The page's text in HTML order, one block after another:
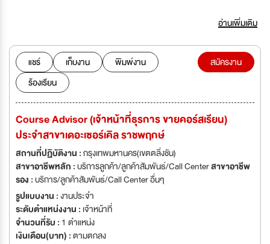
ศูนย์ Global Art กว่า 200 ศูนย์ในประเทศมาเลเซีย รวมทั้งได้รับจากรับรองจาก
Limkokwing University College of Creative Technology มหาวิทยาลัย
ด้านศิลปะและการออกแบบ ที่มีชื่อเสียงของประเทศมาเลเซีย และได้รับการยอมรับ
ในกว่า 23 ประเทศทั่วโลก ได้แก่ Malaysia Thailand Laos Canada
Myanmar Brunei Indonesia USA Philippines Taiwan Saudi
Arabic Australia Timor leate United Arab Emirates Morocco Sri
Lankka India Vietnam Singapore Hong Kong China New
Zealand และ Cambodia สำหรับบริษัท โกลเบิล อาร์ต แอนด์ ครีเอทีฟ
(ประเทศไทย) จำกัด ก่อตั้งขึ้นในปี 2004 เป็นหนึ่งในบริษัทในเครือ Learn
Balance Group ที่เริ่มต้นจากโรงเรียนกวดวิชาภาษาอังกฤษ Enconcept และ
ตลอดระยะเวลาที่ผ่านมา Global Art & Creative เป็นที่รู้จักและได้รับความไว้
วางใจกว่า 50 สาขาทั่วประเทศ
อ่านเพิ่มเติม
แชร์ เก็บงาน
พิมพ์งาน
ร้องเรียน
สมัครงาน
Course Advisor (เจ้าหน้าที่ธุรการ ขายคอร์สเรียน)
ประจำสาขาเดอะเซอร์เคิล ราชพฤกษ์
สถานที่ปฏิบัติงาน :กรุงเทพมหานคร(เขตตลิ่งชัน)
สาขาอาชีพหลัก :บริการลูกค้า/ลูกค้าสัมพันธ์/Call Centerสาขาอาชีพ
รอง :บริการ/ลูกค้าสัมพันธ์/Call Center อื่นๆ
รูปแบบงาน :งานประจำ
ระดับตำแหน่งงาน : เจ้าหน้าที่
จำนวนที่รับ : 1 ตำแหน่ง
เงินเดือน(บาท) :ตามตกลง